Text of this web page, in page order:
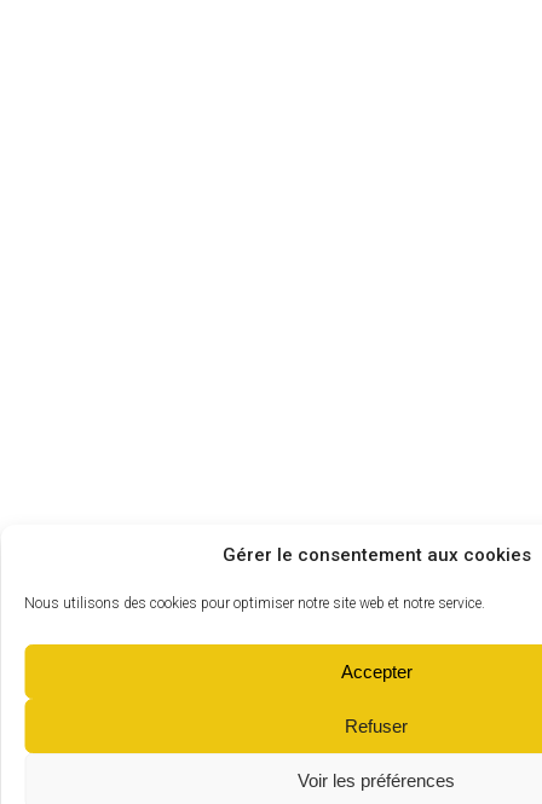
Gérer le consentement aux cookies
Nous utilisons des cookies pour optimiser notre site web et notre service.
Accepter
Refuser
Voir les préférences